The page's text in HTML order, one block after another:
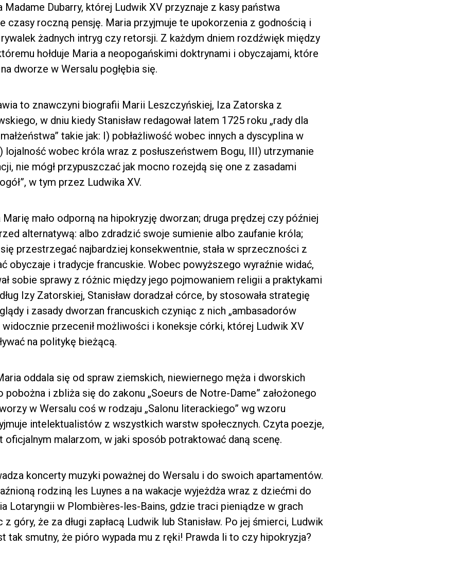
Dubarry, której Ludwik XV przyznaje z kasy państwa
czasy roczną pensję. Maria przyjmuje te upokorzenia z godnością i
żadnych intryg czy retorsji. Z każdym dniem rozdźwięk między
hołduje Maria a neopogańskimi doktrynami i obyczajami, które
dworze w Wersalu pogłębia się.
to znawczyni biografii Marii Leszczyńskiej, Iza Zatorska z
w dniu kiedy Stanisław redagował latem 1725 roku „rady dla
takie jak: I) pobłażliwość wobec innych a dyscyplina w
lojalność wobec króla wraz z posłuszeństwem Bogu, III) utrzymanie
nie mógł przypuszczać jak mocno rozejdą się one z zasadami
w tym przez Ludwika XV.
Marię mało odporną na hipokryzję dworzan; druga prędzej czy później
alternatywą: albo zdradzić swoje sumienie albo zaufanie króla;
przestrzegać najbardziej konsekwentnie, stała w sprzeczności z
obyczaje i tradycje francuskie. Wobec powyższego wyraźnie widać,
sobie sprawy z różnic między jego pojmowaniem religii a praktykami
Izy Zatorskiej, Stanisław doradzał córce, by stosowała strategię
i zasady dworzan francuskich czyniąc z nich „ambasadorów
widocznie przecenił możliwości i koneksje córki, której Ludwik XV
na politykę bieżącą.
oddala się od spraw ziemskich, niewiernego męża i dworskich
pobożna i zbliża się do zakonu „Soeurs de Notre-Dame” założonego
w Wersalu coś w rodzaju „Salonu literackiego” wg wzoru
intelektualistów z wszystkich warstw społecznych. Czyta poezje,
oficjalnym malarzom, w jaki sposób potraktować daną scenę.
koncerty muzyki poważnej do Wersalu i do swoich apartamentów.
rodziną les Luynes a na wakacje wyjeżdża wraz z dziećmi do
Lotaryngii w Plombières-les-Bains, gdzie traci pieniądze w grach
góry, że za długi zapłacą Ludwik lub Stanisław. Po jej śmierci, Ludwik
tak smutny, że pióro wypada mu z ręki! Prawda li to czy hipokryzja?